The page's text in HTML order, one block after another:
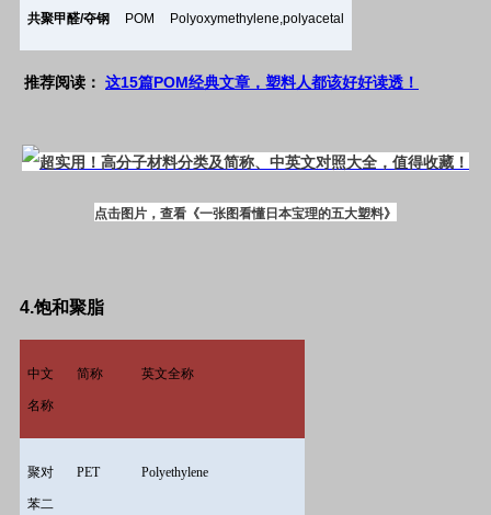
共聚甲醛/夺钢 POM Polyoxymethylene,polyacetal
推荐阅读： 这15篇POM经典文章，塑料人都该好好读透！
点击图片，查看《一张图看懂日本宝理的五大塑料》
4.饱和聚脂
中文
名称
简称 英文全称
聚对
苯二
PET Polyethylene